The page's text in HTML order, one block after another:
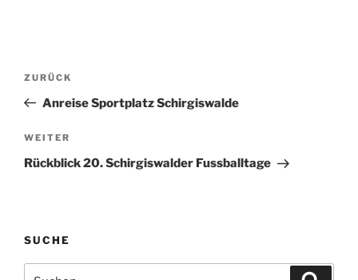
Beitragsnavigation
Vorheriger
Beitrag
ZURÜCK
Anreise Sportplatz Schirgiswalde
Nächster
Beitrag
WEITER
Rückblick 20. Schirgiswalder Fussballtage
SUCHE